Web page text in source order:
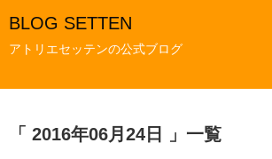
BLOG SETTEN
アトリエセッテンの公式ブログ
「 2016年06月24日 」一覧